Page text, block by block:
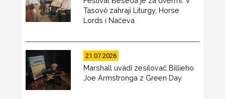
Tasově zahrají Liturgy, Horse
Lords i Načeva
21.07.2026
Marshall uvádí zesilovač Billieho
Joe Armstronga z Green Day